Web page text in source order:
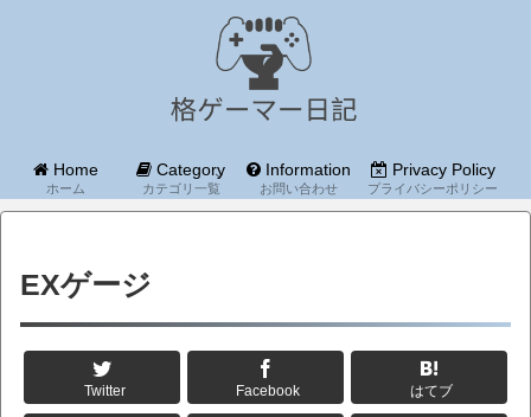
Home
ホーム
Category
カテゴリ一覧
Information
お問い合わせ
Privacy Policy
プライバシーポリシー
EXゲージ
Twitter Facebook はてブ